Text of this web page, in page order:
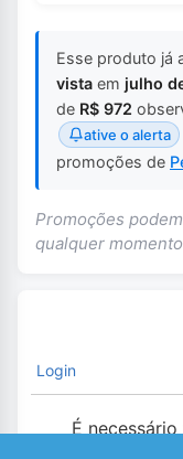
Esse produto já
vista em julho
de R$ 972
ative o alerta
promoções de
Promoções
qualquer momento
Login
É